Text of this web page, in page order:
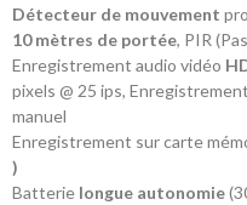
Détecteur de mouvement
10 mètres de portée, PIR
Enregistrement audio vidéo
pixels @ 25 ips,
manuel
Enregistrement sur carte
)
Batterie longue autonomie